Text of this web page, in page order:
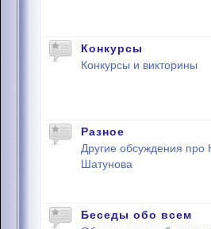
Конкурсы
Конкурсы и викторины
Разное
Другие обсуждения про
Шатунова
Беседы обо всем